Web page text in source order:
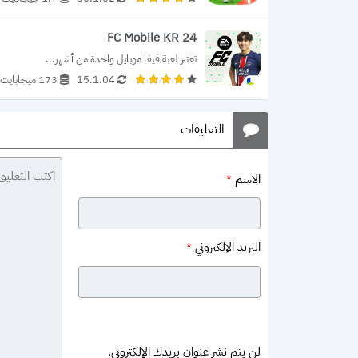
FC Mobile KR 24
تعتبر لعبة فيفا موبايل واحدة من أشهر...
15.1.04
173 ميجابايت
التعليقات
لن يتم نشر عنوان بريدك الإلكتروني.
الاسم *
البريد الإلكتروني *